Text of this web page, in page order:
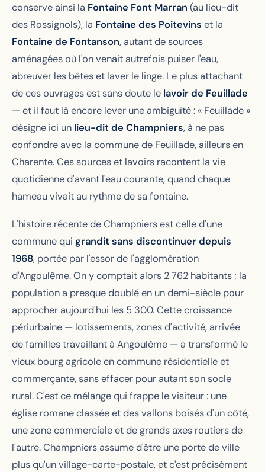
conserve ainsi la Fontaine Font Marran (au lieu-dit
des Rossignols), la Fontaine des Poitevins et la
Fontaine de Fontanson, autant de sources
aménagées où l'on venait autrefois puiser l'eau,
abreuver les bêtes et laver le linge. Le plus attachant
de ces ouvrages est sans doute le lavoir de Feuillade
— et il faut là encore lever une ambiguïté : « Feuillade »
désigne ici un lieu-dit de Champniers, à ne pas
confondre avec la commune de Feuillade, ailleurs en
Charente. Ces sources et lavoirs racontent la vie
quotidienne d'avant l'eau courante, quand chaque
hameau vivait au rythme de sa fontaine.
L'histoire récente de Champniers est celle d'une
commune qui grandit sans discontinuer depuis
1968, portée par l'essor de l'agglomération
d'Angoulême. On y comptait alors 2 762 habitants ; la
population a presque doublé en un demi-siècle pour
approcher aujourd'hui les 5 300. Cette croissance
périurbaine — lotissements, zones d'activité, arrivée
de familles travaillant à Angoulême — a transformé le
vieux bourg agricole en commune résidentielle et
commerçante, sans effacer pour autant son socle
rural. C'est ce mélange qui frappe le visiteur : une
église romane classée et des vallons boisés d'un côté,
une zone commerciale et de grands axes routiers de
l'autre. Champniers assume d'être une porte de ville
plus qu'un village-carte-postale, et c'est précisément